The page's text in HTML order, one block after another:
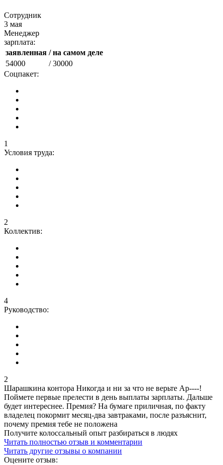
Сотрудник
3 мая
Менеджер
зарплата:
заявленная / на самом деле
54000
/ 30000
Соцпакет:
1
Условия труда:
2
Коллектив:
4
Руководство:
2
Шарашкина контора Никогда и ни за что не верьте Ар----!
Поймете первые прелести в день выплаты зарплаты. Дальше
будет интереснее. Премия? На бумаге приличная, по факту
владелец покормит месяц-два завтраками, после разъяснит,
почему премия тебе не положена
Получите колоссальный опыт разбираться в людях
Читать полностью отзыв и комментарии
Читать другие отзывы о компании
Оцените отзыв: